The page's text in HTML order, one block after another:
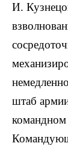
И.
штаб